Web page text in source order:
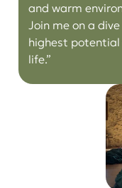
and warm
Join me on a
highest
life.”